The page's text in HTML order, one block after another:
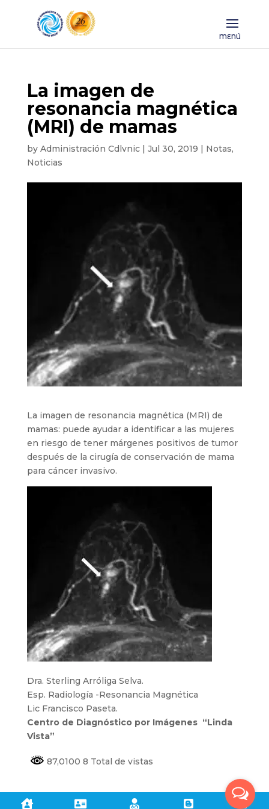
La imagen de
resonancia magnética
(MRI) de mamas
by Administración Cdlvnic| Jul 30, 2019 | Notas,
Noticias
La imagen de resonancia magnética (MRI) de
mamas: puede ayudar a identificar a las mujeres
en riesgo de tener márgenes positivos de tumor
después de la cirugía de conservación de mama
para cáncer invasivo.
Dra. Sterling Arróliga Selva.
Esp. Radiología -Resonancia Magnética
Lic Francisco Paseta.
Centro de Diagnóstico por Imágenes “Linda
Vista”
87,0100 8 Total de vistas
    